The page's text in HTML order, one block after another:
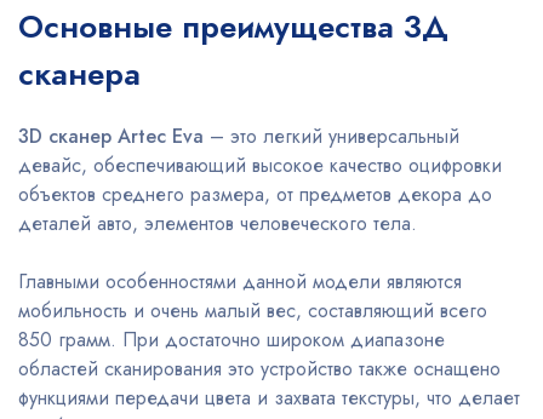
Основные преимущества 3Д
сканера
3D сканер Artec Eva – это легкий универсальный
девайс, обеспечивающий высокое качество оцифровки
объектов среднего размера, от предметов декора до
деталей авто, элементов человеческого тела.
Главными особенностями данной модели являются
мобильность и очень малый вес, составляющий всего
850 грамм. При достаточно широком диапазоне
областей сканирования это устройство также оснащено
функциями передачи цвета и захвата текстуры, что делает